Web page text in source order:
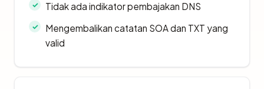
Tidak ada indikator pembajakan DNS
Mengembalikan catatan SOA dan TXT yang
valid